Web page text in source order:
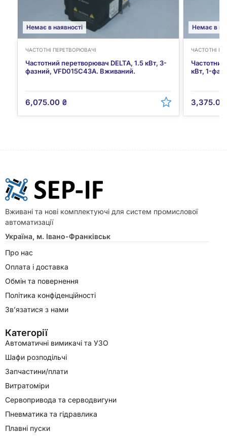
Немає в наявності
ЧАСТОТНІ ПЕРЕТВОРЮВАЧІ
Частотний перетворювач DELTA, 1.5 кВт, 3-
фазний, VFD015C43A. Вживаний.
6,075.00 ₴
Немає в
ЧАСТОТНІ
кВт, 1-
Вживані та нові комплектуючі для систем промислової
автоматизації
Україна, м. Івано-Франківськ
Про нас
Оплата і доставка
Обмін та повернення
Політика конфіденційності
Зв’язатися з нами
Категорії
Автоматичні вимикачі та УЗО
Шафи розподільчі
Запчастини/плати
Витратоміри
Сервопривода та серводвигуни
Пневматика та гідравлика
Плавні пуски